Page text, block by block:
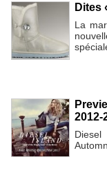
Dites
La
2012-